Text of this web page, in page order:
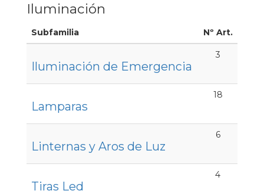
Iluminación
Subfamilia Nº Art.
Iluminación de Emergencia
3
Lamparas
18
Linternas y Aros de Luz
6
Tiras Led
4